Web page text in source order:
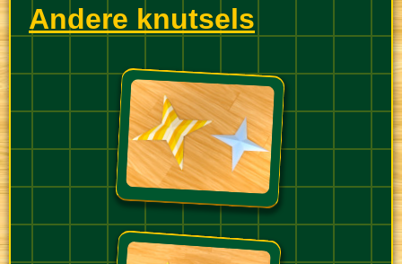
Andere knutsels